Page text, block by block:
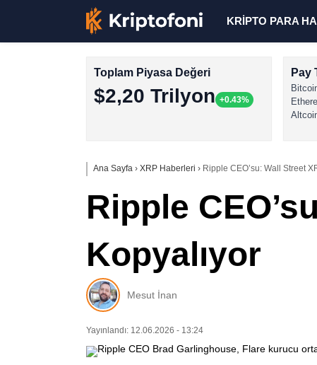
KRİPTO PARA
Toplam Piyasa Değeri
$2,20 Trilyon +0.43%
Pay
Ana Sayfa › XRP Haberleri › Ripple CEO’su: Wall Street
Ripple
Kopyalıyor
Mesut İnan
Yayınlandı: 12.06.2026 - 13:24